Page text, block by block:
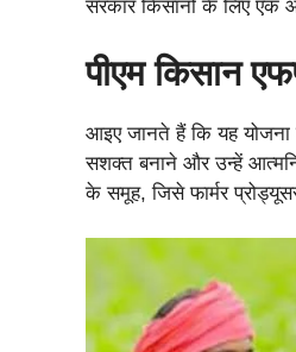
सरकार किसानों के लिए एक
पीएम किसान
आइए जानते हैं कि यह
सशक्त बनाने और उन्हें
के समूह, जिसे फार्मर